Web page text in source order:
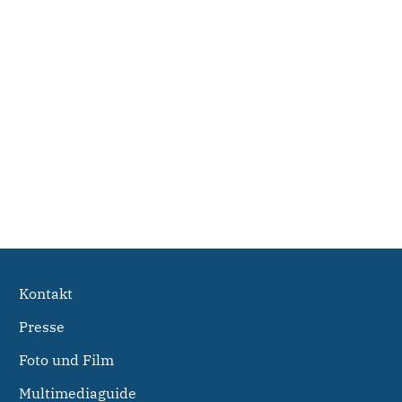
Kontakt
Presse
Foto und Film
Multimediaguide